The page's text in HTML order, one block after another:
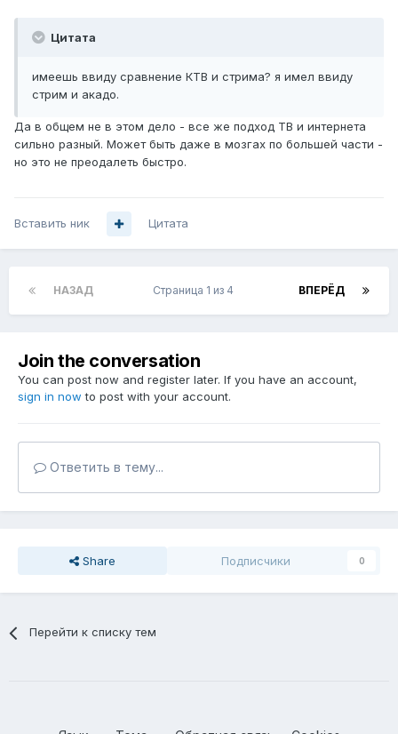
Цитата
имеешь ввиду сравнение КТВ и стрима? я имел ввиду
стрим и акадо.
Да в общем не в этом дело - все же подход ТВ и интернета
сильно разный. Может быть даже в мозгах по большей части -
но это не преодалеть быстро.
Вставить ник Цитата
НАЗАД ВПЕРЁД
Страница 1 из 4
Join the conversation
You can post now and register later. If you have an account,
sign in now to post with your account.
Ответить в тему...
Share Подписчики 0
Перейти к списку тем